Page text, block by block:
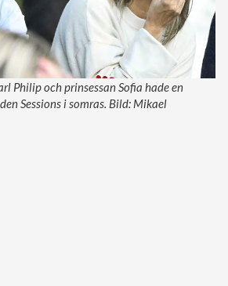
Philip och prinsessan Sofia hade en
Sessions i somras. Bild: Mikael